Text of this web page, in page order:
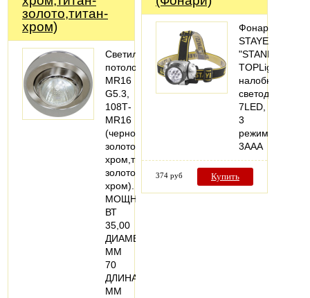
золото,титан-
хром)
Светильник
потолочный,
MR16
G5.3,
108Т-
MR16
(черное
золото,серый-
хром,титан-
золото,титан-
хром).
МОЩНОСТЬ,
ВТ
35,00
ДИАМЕТР,
ММ
70
ДЛИНА,
ММ
Фонарь
STAYER
"STANDARD"
TOPLight
налобный
светодиодный,
7LED,
3
режима,
3ААА
374 руб Купить